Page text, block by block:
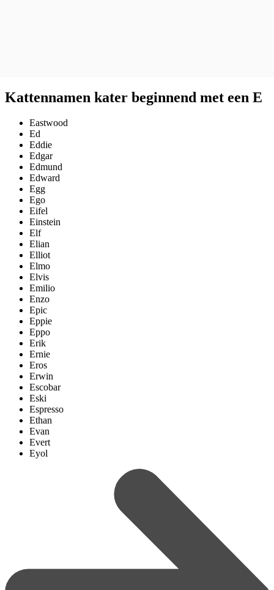
Kattennamen kater beginnend met een E
Eastwood
Ed
Eddie
Edgar
Edmund
Edward
Egg
Ego
Eifel
Einstein
Elf
Elian
Elliot
Elmo
Elvis
Emilio
Enzo
Epic
Eppie
Eppo
Erik
Ernie
Eros
Erwin
Escobar
Eski
Espresso
Ethan
Evan
Evert
Eyol